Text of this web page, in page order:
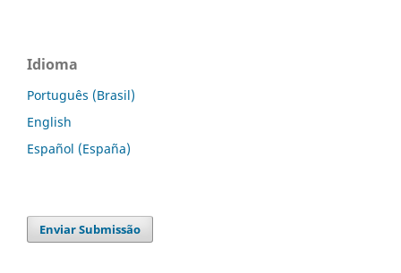
Idioma
Português (Brasil)
English
Español (España)
Enviar Submissão